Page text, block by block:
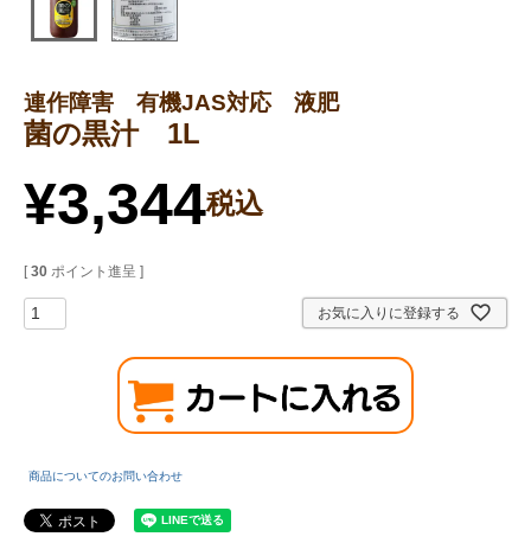
連作障害 有機JAS対応 液肥
菌の黒汁 1L
¥3,344税込
[ 30 ポイント進呈 ]
お気に入りに登録する
商品についてのお問い合わせ